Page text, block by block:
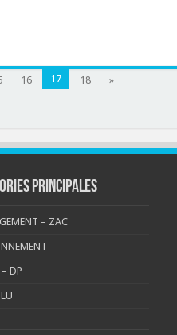
16 17 18 »
PRINCIPALES
– ZAC
DP